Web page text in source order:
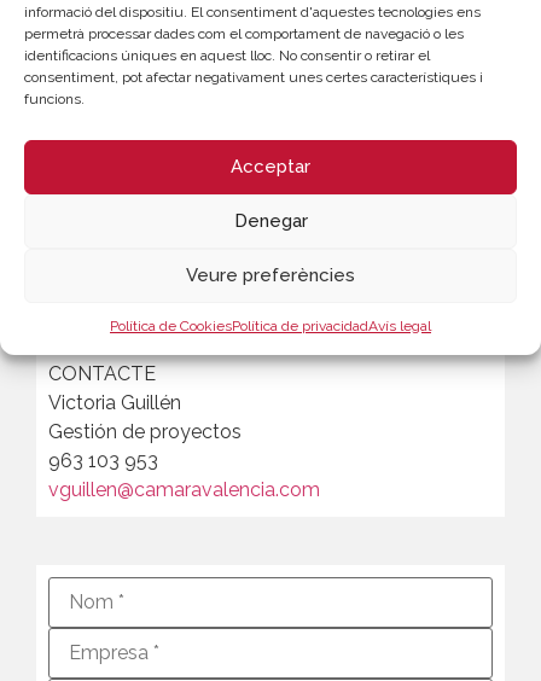
informació del dispositiu. El consentiment d'aquestes tecnologies ens
permetrà processar dades com el comportament de navegació o les
identificacions úniques en aquest lloc. No consentir o retirar el
consentiment, pot afectar negativament unes certes característiques i
funcions.
Acceptar
Denegar
Veure preferències
Política de CookiesPolítica de privacidadAvís legal
CONTACTE
Victoria Guillén
Gestión de proyectos
963 103 953
vguillen@camaravalencia.com